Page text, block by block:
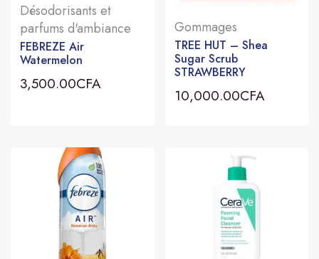
Désodorisants et
parfums d'ambiance
FEBREZE Air
Watermelon
3,500.00CFA
Gommages
TREE HUT – Shea
Sugar Scrub
STRAWBERRY
10,000.00CFA